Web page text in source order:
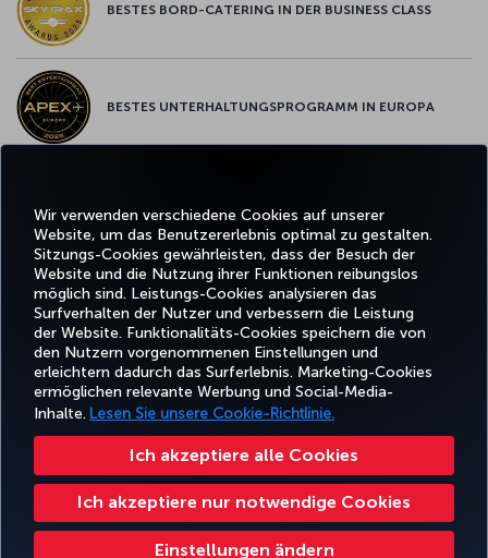
Wir verwenden verschiedene Cookies auf unserer
Website, um das Benutzererlebnis optimal zu gestalten.
Sitzungs-Cookies gewährleisten, dass der Besuch der
Website und die Nutzung ihrer Funktionen reibungslos
möglich sind. Leistungs-Cookies analysieren das
Surfverhalten der Nutzer und verbessern die Leistung
der Website. Funktionalitäts-Cookies speichern die von
den Nutzern vorgenommenen Einstellungen und
erleichtern dadurch das Surferlebnis. Marketing-Cookies
ermöglichen relevante Werbung und Social-Media-
Inhalte. Lesen Sie unsere Cookie-Richtlinie.
Ich akzeptiere alle Cookies
Ich akzeptiere nur notwendige Cookies
Einstellungen ändern
BESTES BORD-CATERING IN DER BUSINESS CLASS
BESTES UNTERHALTUNGSPROGRAMM IN EUROPA
Facebook
TwitterInstagram
YouTubeLinkedIn
TikTokBlogPinterest
BUCHEN
UND
VERWALTEN
ERLEBNIS
ANGEBOTE
UND
REISEZIELE
HILFE MILES&SMILES
Barrierefreiheit Datenschutz- und Cookie-Richtlinie Rechtliche Hinweise Fluggastrechte
Cookie-Einstellungen ändern US DOT Kundenserviceplan Rechte betroffener Personen in der EU
Turkish Airlines Copyright © 1996 – 2026